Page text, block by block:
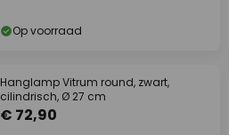
Op voorraad
Hanglamp Vitrum round, zwart,
cilindrisch, Ø 27 cm
€ 72,90